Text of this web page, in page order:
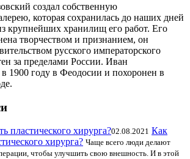
создал собственную
которая сохранилась до наших дней
крупнейших хранилищ его работ. Его
творчеством и признанием, он
русского императорского
за пределами России. Иван
1900 году в Феодосии и похоронен в
02.08.2021 Как
хирурга? Чаще всего люди делают
чтобы улучшить свою внешность. И в этой